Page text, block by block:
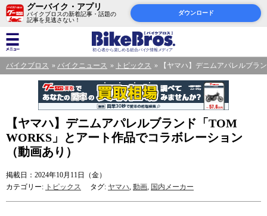
グーバイク・アプリ
バイクブロスの新着記事・話題の
記事を見逃さない！
ダウンロード
バイクブロス バイクニュース トピックス 【ヤマハ】デニムアパレルブラ
【ヤマハ】デニムアパレルブランド「TOM
WORKS」とアート作品でコラボレーション
（動画あり）
掲載日：2024年10月11日（金）
カテゴリー: トピックス タグ: ヤマハ, 動画, 国内メーカー